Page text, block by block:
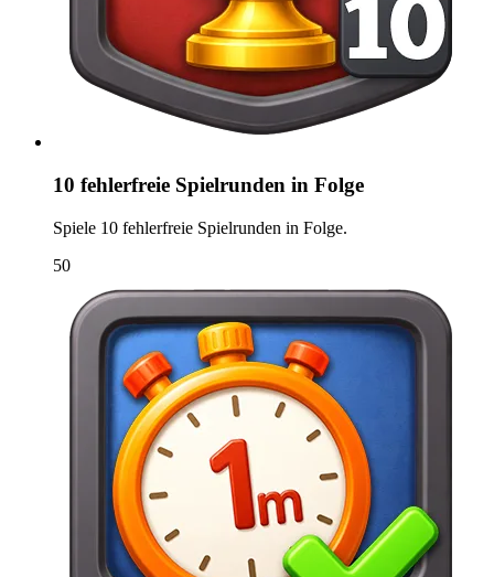
10 fehlerfreie Spielrunden in Folge
Spiele 10 fehlerfreie Spielrunden in Folge.
50